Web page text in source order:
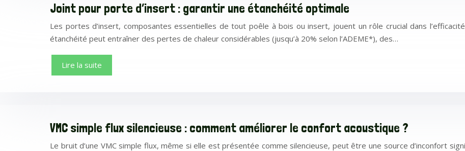
Joint pour porte d’insert : garantir une étanchéité optimale
Les portes d’insert, composantes essentielles de tout poêle à bois ou insert, jouent un rôle crucial dans
étanchéité peut entraîner des pertes de chaleur considérables (jusqu’à 20% selon l’ADEME*), des…
Lire la suite
VMC simple flux silencieuse : comment améliorer le confort acoustique ?
Le bruit d’une VMC simple flux, même si elle est présentée comme silencieuse, peut être une source d’inconfort